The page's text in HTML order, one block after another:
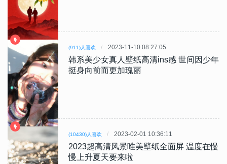
(911)人喜欢 2023-11-10 08:27:05
韩系美少女真人壁纸高清ins感 世间因少年
挺身向前而更加瑰丽
(10430)人喜欢 2023-02-01 10:36:11
2023超高清风景唯美壁纸全面屏 温度在慢
慢上升夏天要来啦